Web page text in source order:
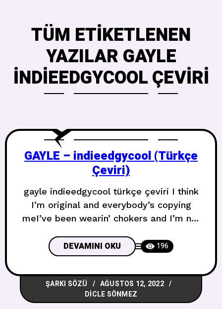
TÜM ETIKETLENEN
YAZILAR GAYLE
INDIEEDGYCOOL ÇEVIRI
GAYLE – indieedgycool (Türkçe
Çeviri)
gayle indieedgycool türkçe çeviri I think
I’m original and everybody’s copying
meI’ve been wearin’ chokers and I’m not
Impala, I don’t know what that meansAll
of my friends are trippin’ on LSDI think
I’m original and everybody’s copying me
Orijinal olduğumu düşünüyorum ve
herkes beni kopyalıyorGerdanlık
DEVAMINI OKU 196
ŞARKI SÖZÜ
AĞUSTOS 12, 2022
DICLE SÖNMEZ